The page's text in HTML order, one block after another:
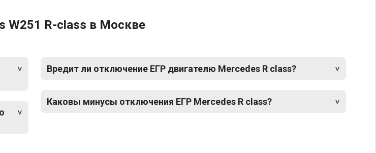
W251 R-class в Москве
Вредит ли отключение ЕГР двигателю Mercedes R class?
Каковы минусы отключения ЕГР Mercedes R class?